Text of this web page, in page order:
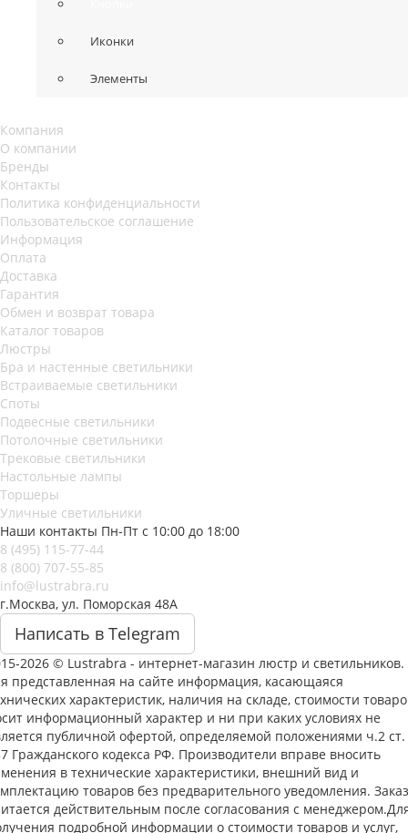
Иконки
Элементы
Компания
О компании
Бренды
Контакты
Политика конфиденциальности
Пользовательское соглашение
Информация
Оплата
Доставка
Гарантия
Обмен и возврат товара
Каталог товаров
Люстры
Бра и настенные светильники
Встраиваемые светильники
Споты
Подвесные светильники
Потолочные светильники
Трековые светильники
Настольные лампы
Торшеры
Уличные светильники
Наши контакты Пн-Пт с 10:00 до 18:00
8 (495) 115-77-44
8 (800) 707-55-85
info@lustrabra.ru
г.Москва, ул. Поморская 48А
Написать в Telegram
2026 © Lustrabra - интернет-магазин люстр и светильников.
представленная на сайте информация, касающаяся
характеристик, наличия на складе, стоимости
информационный характер и ни при каких условиях не
публичной офертой, определяемой положениями ч.2 ст.
Гражданского кодекса РФ. Производители вправе вносить
в технические характеристики, внешний вид и
товаров без предварительного уведомления. Заказ
действительным после согласования с
подробной информации о стоимости товаров и услуг,